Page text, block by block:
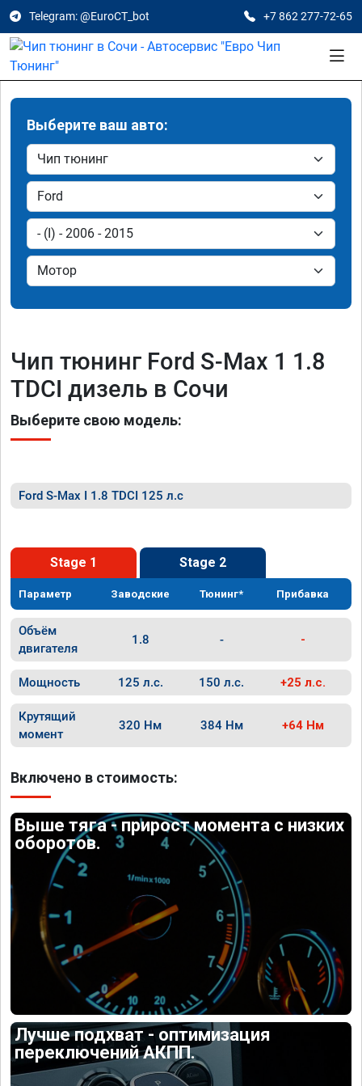
Telegram: @EuroCT_bot +7 862 277-72-65
Выберите ваш авто:
Чип тюнинг Ford S-Max 1 1.8
TDCI дизель в Сочи
Выберите свою модель:
Ford S-Max I 1.8 TDCI 125 л.с
Stage 1 Stage 2
Параметр Заводские Тюнинг* Прибавка
Объём
двигателя
1.8 - -
Мощность 125 л.с. 150 л.с. +25 л.с.
Крутящий
момент
320 Нм 384 Нм +64 Нм
Включено в стоимость:
Выше тяга - прирост момента с низких
оборотов.
Лучше подхват - оптимизация
переключений АКПП.